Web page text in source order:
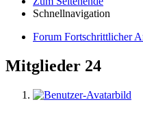
Schnellnavigation
Forum Fortschrittlicher
Mitglieder 24